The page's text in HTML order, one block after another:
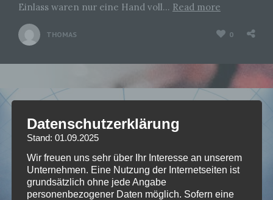
Einlass waren nur eine Hand voll… Read more
THOMAS 0
Datenschutzerklärung
Stand: 01.09.2025
Wir freuen uns sehr über Ihr Interesse an unserem
Unternehmen. Eine Nutzung der Internetseiten ist
grundsätzlich ohne jede Angabe
personenbezogener Daten möglich. Sofern eine